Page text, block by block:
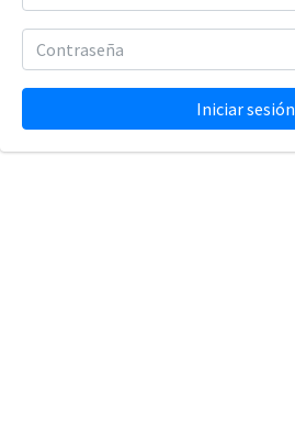
Iniciar sesión